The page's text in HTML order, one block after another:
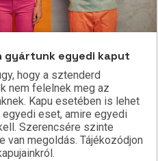
gyártunk egyedi kaput
hogy a sztenderd
nem felelnek meg az
Kapu esetében is lehet
eset, amire egyedi
Szerencsére szinte
van megoldás. Tájékozódjon